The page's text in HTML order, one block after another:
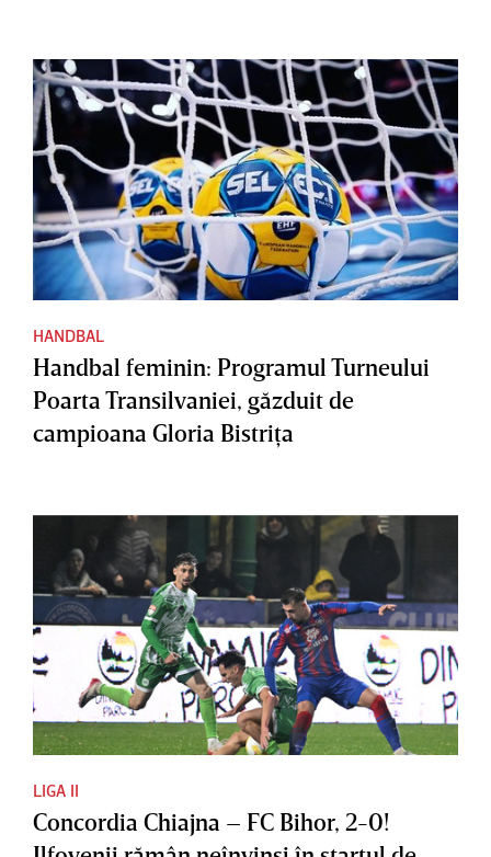
HANDBAL
Handbal feminin: Programul Turneului
Poarta Transilvaniei, găzduit de
campioana Gloria Bistriţa
LIGA II
Concordia Chiajna – FC Bihor, 2-0!